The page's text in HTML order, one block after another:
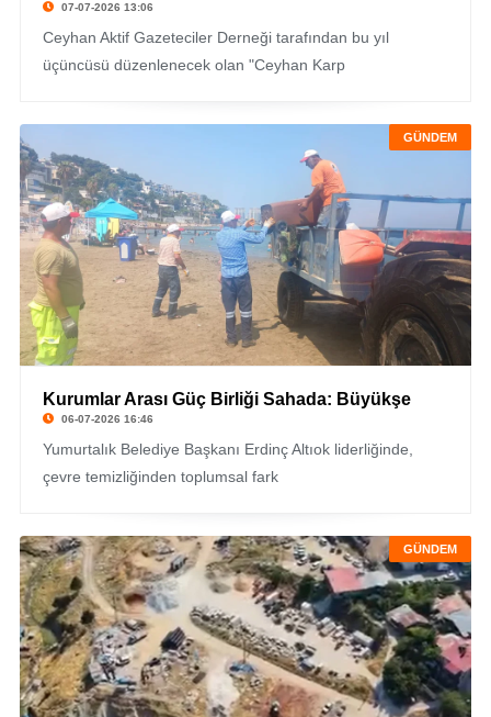
07-07-2026 13:06
Ceyhan Aktif Gazeteciler Derneği tarafından bu yıl
üçüncüsü düzenlenecek olan "Ceyhan Karp
GÜNDEM
Kurumlar Arası Güç Birliği Sahada: Büyükşe
06-07-2026 16:46
Yumurtalık Belediye Başkanı Erdinç Altıok liderliğinde,
çevre temizliğinden toplumsal fark
GÜNDEM